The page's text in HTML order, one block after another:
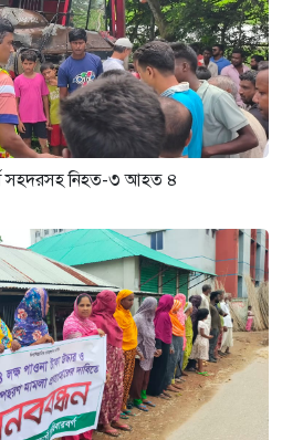
সহদরসহ নিহত-৩ আহত ৪